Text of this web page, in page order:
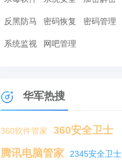
反黑防马 密码恢复 密码管理
系统监视 网吧管理
华军热搜
360软件管家
360安全卫士
腾讯电脑管家
2345安全卫士